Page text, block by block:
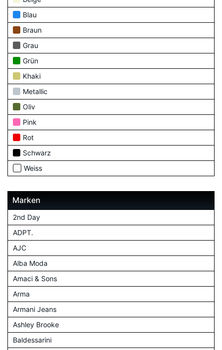
Blau
Braun
Grau
Grün
Khaki
Metallic
Oliv
Pink
Rot
Schwarz
Weiss
Marken
2nd Day
ADPT.
AJC
Alba Moda
Amaci & Sons
Arma
Armani Jeans
Ashley Brooke
Baldessarini